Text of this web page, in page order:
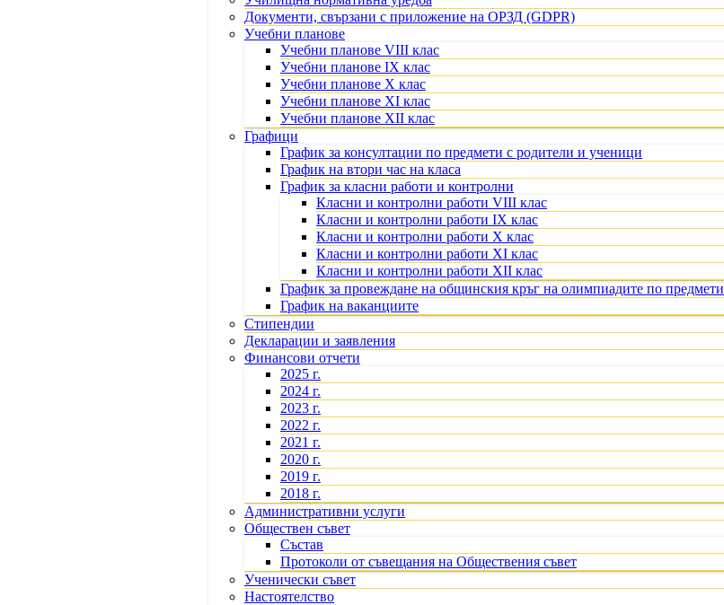
Документи, свързани с приложение на ОРЗД (GDPR)
Учебни планове
Учебни планове VIII клас
Учебни планове IX клас
Учебни планове X клас
Учебни планове XI клас
Учебни планове XII клас
Графици
График за консултации по предмети с родители и ученици
График на втори час на класа
График за класни работи и контролни
Класни и контролни работи VIII клас
Класни и контролни работи IX клас
Класни и контролни работи X клас
Класни и контролни работи XI клас
Класни и контролни работи XII клас
График за провеждане на общинския кръг на олимпиадите по предмети
График на ваканциите
Стипендии
Декларации и заявления
Финансови отчети
2025 г.
2024 г.
2023 г.
2022 г.
2021 г.
2020 г.
2019 г.
2018 г.
Административни услуги
Обществен съвет
Състав
Протоколи от съвещания на Обществения съвет
Ученически съвет
Настоятелство